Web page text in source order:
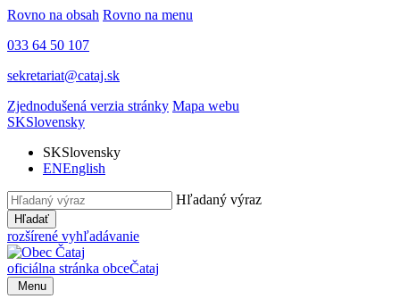
Rovno na obsah Rovno na menu
033 64 50 107
sekretariat@cataj.sk
Zjednodušená verzia stránky Mapa webu
SKSlovensky
SKSlovensky
ENEnglish
Hľadaný výraz
Hľadať
rozšírené vyhľadávanie
oficiálna stránka obceČataj
Menu